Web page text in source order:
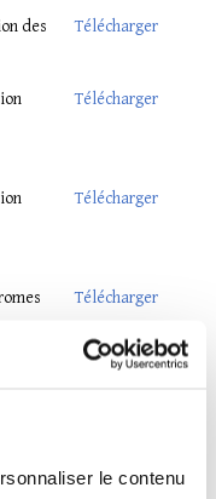
le contenu
des
Télécharger
Télécharger
Télécharger
Télécharger
Télécharger